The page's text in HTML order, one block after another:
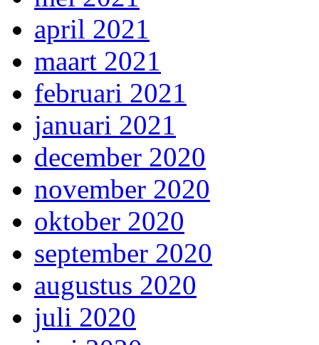
april 2021
maart 2021
februari 2021
januari 2021
december 2020
november 2020
oktober 2020
september 2020
augustus 2020
juli 2020